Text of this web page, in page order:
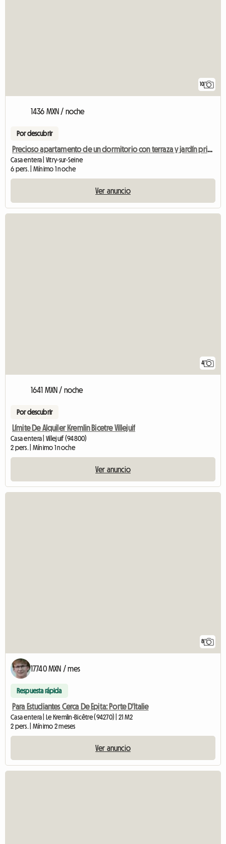
10
1436 MXN / noche
Por descubrir
Precioso apartamento de un dormitorio con terraza y jardín privado.
Casa entera | Vitry-sur-Seine
6 pers. | Mínimo 1 noche
Ver anuncio
4
1641 MXN / noche
Por descubrir
Límite De Alquiler Kremlin Bicetre Villejuif
Casa entera | Villejuif (94800)
2 pers. | Mínimo 1 noche
Ver anuncio
8
17740 MXN / mes
Respuesta rápida
Para Estudiantes Cerca De Epita: Porte D'Italie
Casa entera | Le Kremlin-Bicêtre (94270) | 21 M2
2 pers. | Mínimo 2 meses
Ver anuncio